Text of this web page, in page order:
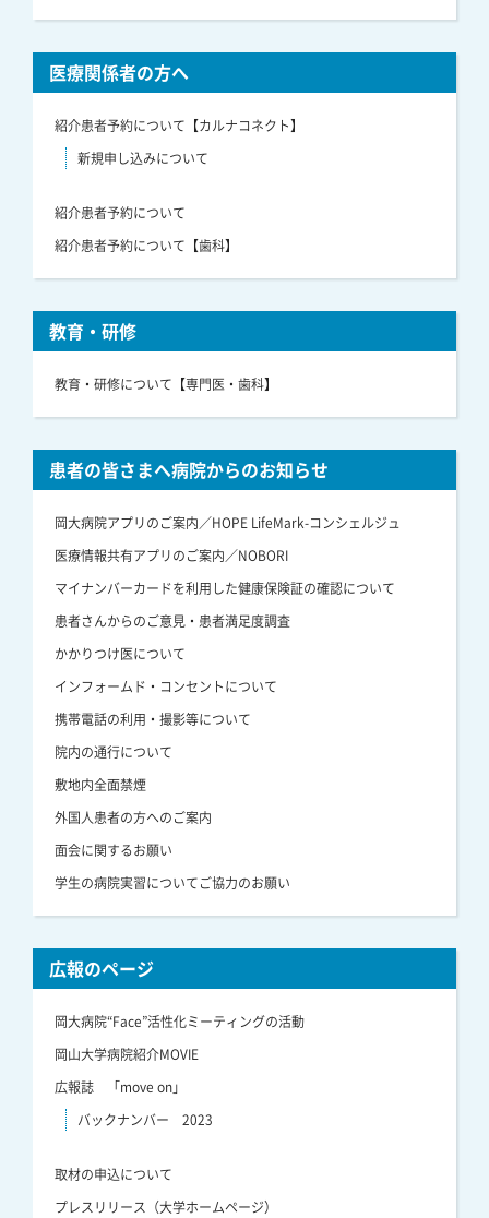
医療関係者の方へ
紹介患者予約について【カルナコネクト】
新規申し込みについて
紹介患者予約について
紹介患者予約について【歯科】
教育・研修
教育・研修について【専門医・歯科】
患者の皆さまへ病院からのお知らせ
岡大病院アプリのご案内／HOPE LifeMark-コンシェルジュ
医療情報共有アプリのご案内／NOBORI
マイナンバーカードを利用した健康保険証の確認について
患者さんからのご意見・患者満足度調査
かかりつけ医について
インフォームド・コンセントについて
携帯電話の利用・撮影等について
院内の通行について
敷地内全面禁煙
外国人患者の方へのご案内
面会に関するお願い
学生の病院実習についてご協力のお願い
広報のページ
岡大病院“Face”活性化ミーティングの活動
岡山大学病院紹介MOVIE
広報誌 「move on」
バックナンバー 2023
取材の申込について
プレスリリース（大学ホームページ）